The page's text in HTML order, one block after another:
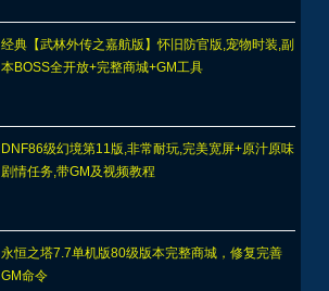
经典【武林外传之嘉航版】怀旧防官版,宠物时装,副
本BOSS全开放+完整商城+GM工具
DNF86级幻境第11版,非常耐玩,完美宽屏+原汁原味
剧情任务,带GM及视频教程
永恒之塔7.7单机版80级版本完整商城，修复完善
GM命令